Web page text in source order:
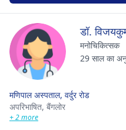
डॉ.
मनोचिकित्सक
29 साल का
मणिपाल अस्पताल, वर्दुर रोड
अपरिभाषित, बैंगलोर
+ 2 more